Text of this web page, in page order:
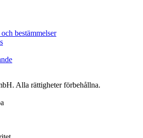
bestämmelser
Alla rättigheter förbehållna.